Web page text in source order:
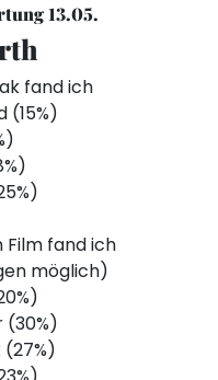
13.05.
fand ich
(15%)
Film fand ich
möglich)
(30%)